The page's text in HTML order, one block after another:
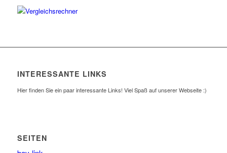
INTERESSANTE LINKS
Hier finden Sie ein paar interessante Links! Viel Spaß auf unserer Webseite :)
SEITEN